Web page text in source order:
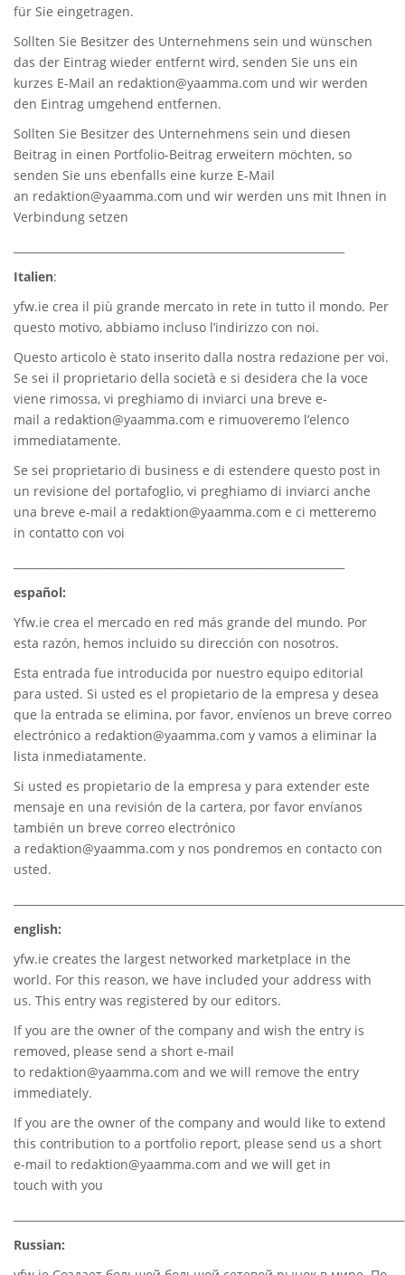
für Sie eingetragen.
Sollten Sie Besitzer des Unternehmens sein und wünschen
das der Eintrag wieder entfernt wird, senden Sie uns ein
kurzes E-Mail an redaktion@yaamma.com und wir werden
den Eintrag umgehend entfernen.
Sollten Sie Besitzer des Unternehmens sein und diesen
Beitrag in einen Portfolio-Beitrag erweitern möchten, so
senden Sie uns ebenfalls eine kurze E-Mail
an redaktion@yaamma.com und wir werden uns mit Ihnen in
Verbindung setzen
Italien:
yfw.ie crea il più grande mercato in rete in tutto il mondo. Per
questo motivo, abbiamo incluso l’indirizzo con noi.
Questo articolo è stato inserito dalla nostra redazione per voi.
Se sei il proprietario della società e si desidera che la voce
viene rimossa, vi preghiamo di inviarci una breve e-
mail a redaktion@yaamma.com e rimuoveremo l’elenco
immediatamente.
Se sei proprietario di business e di estendere questo post in
un revisione del portafoglio, vi preghiamo di inviarci anche
una breve e-mail a redaktion@yaamma.com e ci metteremo
in contatto con voi
español:
Yfw.ie crea el mercado en red más grande del mundo. Por
esta razón, hemos incluido su dirección con nosotros.
Esta entrada fue introducida por nuestro equipo editorial
para usted. Si usted es el propietario de la empresa y desea
que la entrada se elimina, por favor, envíenos un breve correo
electrónico a redaktion@yaamma.com y vamos a eliminar la
lista inmediatamente.
Si usted es propietario de la empresa y para extender este
mensaje en una revisión de la cartera, por favor envíanos
también un breve correo electrónico
a redaktion@yaamma.com y nos pondremos en contacto con
usted.
english:
yfw.ie creates the largest networked marketplace in the
world. For this reason, we have included your address with
us. This entry was registered by our editors.
If you are the owner of the company and wish the entry is
removed, please send a short e-mail
to redaktion@yaamma.com and we will remove the entry
immediately.
If you are the owner of the company and would like to extend
this contribution to a portfolio report, please send us a short
e-mail to redaktion@yaamma.com and we will get in
touch with you
Russian: